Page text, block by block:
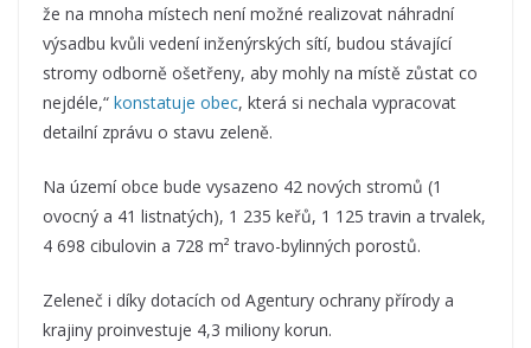
že na mnoha místech není možné realizovat náhradní
výsadbu kvůli vedení inženýrských sítí, budou stávající
stromy odborně ošetřeny, aby mohly na místě zůstat co
nejdéle,“ konstatuje obec, která si nechala vypracovat
detailní zprávu o stavu zeleně.
Na území obce bude vysazeno 42 nových stromů (1
ovocný a 41 listnatých), 1 235 keřů, 1 125 travin a trvalek,
4 698 cibulovin a 728 m² travo-bylinných porostů.
Zeleneč i díky dotacích od Agentury ochrany přírody a
krajiny proinvestuje 4,3 miliony korun.